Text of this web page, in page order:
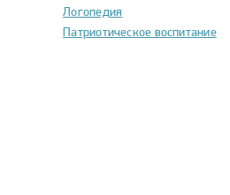
Логопедия
Патриотическое воспитание